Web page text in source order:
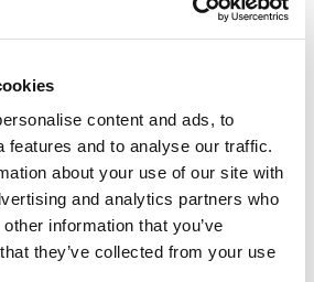
content and ads, to
features and to analyse our traffic.
about your use of our site with
and analytics partners who
information that you’ve
they’ve collected from your use